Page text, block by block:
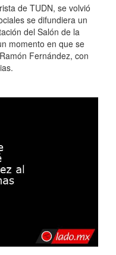
de TUDN, se volvió
se difundiera un
del Salón de la
momento en que se
Fernández, con